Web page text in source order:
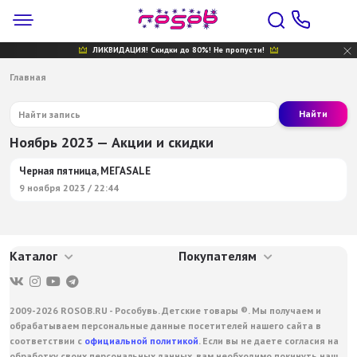
ЛИКВИДАЦИЯ! Скидки до 80%! Не пропусти!
Главная
Найти
Ноябрь 2023 — Акции и скидки
Черная пятница, МЕГАSALE
9 ноября 2023 / 22:44
Каталог Покупателям
2009-2026 ROSOB.RU - Рособувь. Детские товары ®. Мы получаем и
обрабатываем персональные данные посетителей нашего сайта в
соответствии с официальной политикой. Если вы не даете согласия на